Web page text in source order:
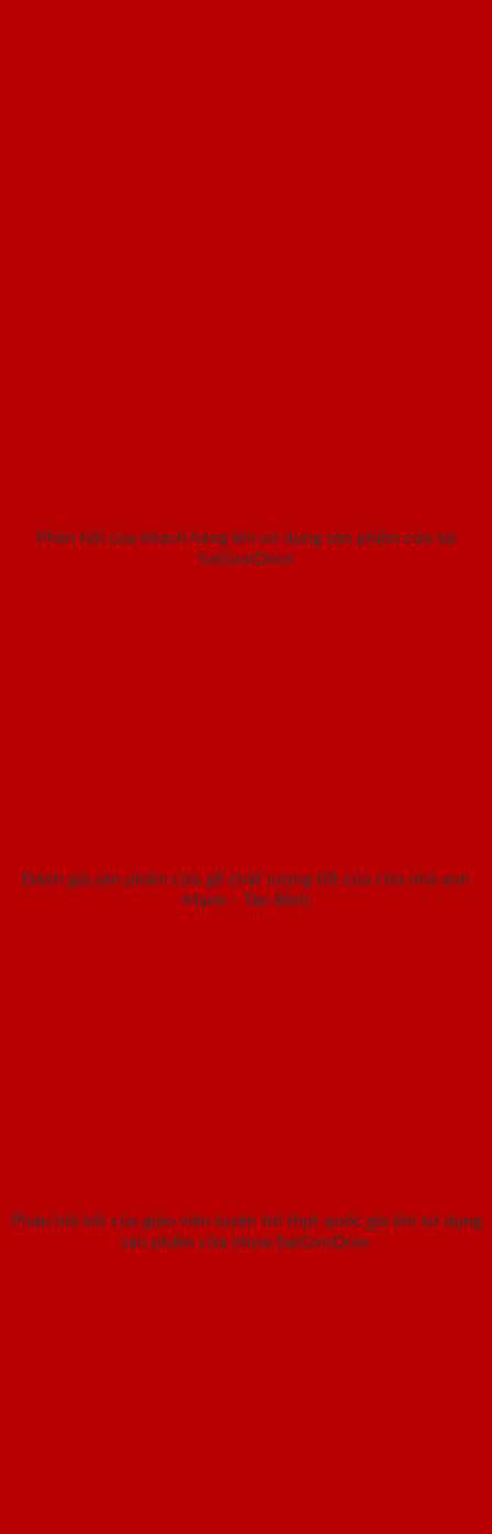
Phản hồi của khách hàng khi sử dụng sản phẩm cửa tại
SaiGonDoor
Đánh giá sản phẩm cửa gỗ chất lượng tốt của chủ nhà anh
Mạnh - Tân Bình
Phản hồi tốt của giáo viên luyện thi thpt quốc gia khi sử dụng
sản phẩm cửa nhựa SaiGonDoor